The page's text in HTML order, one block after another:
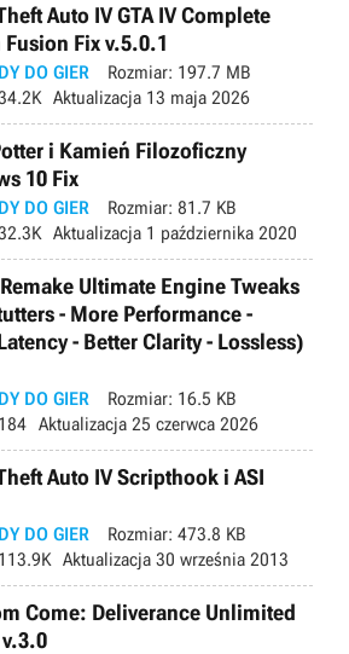
Auto IV GTA IV Complete
Fix v.5.0.1
DO GIER Rozmiar: 197.7 MB
Aktualizacja 13 maja 2026
i Kamień Filozoficzny
10 Fix
DO GIER Rozmiar: 81.7 KB
Aktualizacja 1 października 2020
Ultimate Engine Tweaks
- More Performance -
- Better Clarity - Lossless)
DO GIER Rozmiar: 16.5 KB
184 Aktualizacja 25 czerwca 2026
Auto IV Scripthook i ASI
DO GIER Rozmiar: 473.8 KB
113.9K Aktualizacja 30 września 2013
Come: Deliverance Unlimited